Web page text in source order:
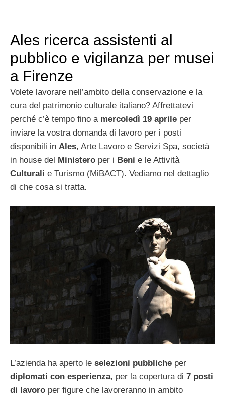
Ales ricerca assistenti al
pubblico e vigilanza per musei
a Firenze
Volete lavorare nell’ambito della conservazione e la
cura del patrimonio culturale italiano? Affrettatevi
perché c’è tempo fino amercoledì 19 aprile per
inviare la vostra domanda di lavoro per i posti
disponibili in Ales, Arte Lavoro e Servizi Spa, società
in house del Ministero per i Beni e le Attività
Culturali e Turismo (MiBACT). Vediamo nel dettaglio
di che cosa si tratta.
L’azienda ha aperto le selezioni pubbliche per
diplomati con esperienza, per la copertura di 7 posti
di lavoro per figure che lavoreranno in ambito